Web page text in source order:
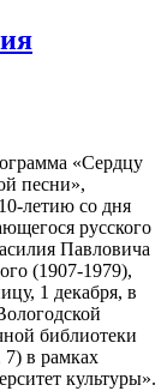
«Сердцу
песни»,
летию со дня
русского
Павловича
(1907-1979),
1 декабря, в
библиотеки
в рамках
культуры».